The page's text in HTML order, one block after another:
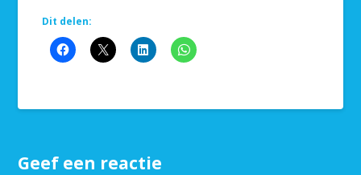
Dit delen:
Geef een reactie